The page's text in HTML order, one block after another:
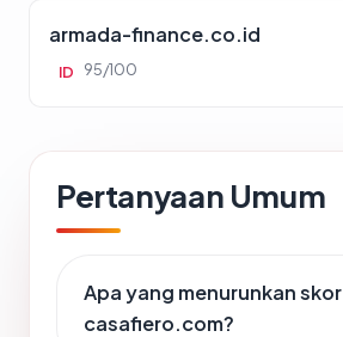
armada-finance.co.id
ID 95/100
Pertanyaan Umum
Apa yang menurunkan skor
casafiero.com?